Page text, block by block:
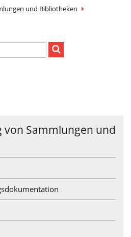
und Bibliotheken
von Sammlungen und